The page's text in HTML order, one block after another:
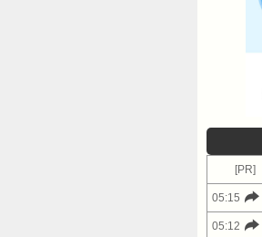
[PR]
05:15
05:12